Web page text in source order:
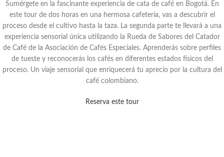
Sumérgete en la fascinante experiencia de cata de café en Bogotá. En
este tour de dos horas en una hermosa cafetería, vas a descubrir el
proceso desde el cultivo hasta la taza. La segunda parte te llevará a una
experiencia sensorial única utilizando la Rueda de Sabores del Catador
de Café de la Asociación de Cafés Especiales. Aprenderás sobre perfiles
de tueste y reconocerás los cafés en diferentes estados físicos del
proceso. Un viaje sensorial que enriquecerá tu aprecio por la cultura del
café colombiano.
Reserva este tour